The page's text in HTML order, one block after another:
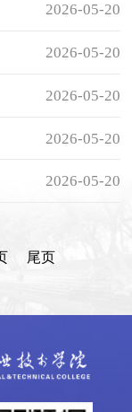
2026-05-20
2026-05-20
2026-05-20
2026-05-20
2026-05-20
尾页